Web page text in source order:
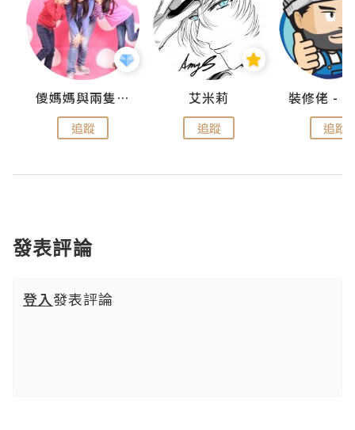
儍媽媽與兩隻小魔怪之家
追蹤
艾米莉
追蹤 追蹤
發表評論
登入發表評論